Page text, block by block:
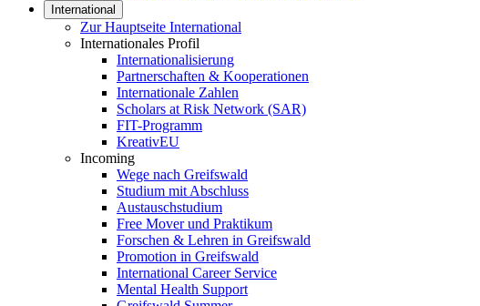
International
Zur Hauptseite International
Internationales Profil
Internationalisierung
Partnerschaften & Kooperationen
Internationale Zahlen
Scholars at Risk Network (SAR)
FIT-Programm
KreativEU
Incoming
Wege nach Greifswald
Studium mit Abschluss
Austauschstudium
Free Mover und Praktikum
Forschen & Lehren in Greifswald
Promotion in Greifswald
International Career Service
Mental Health Support